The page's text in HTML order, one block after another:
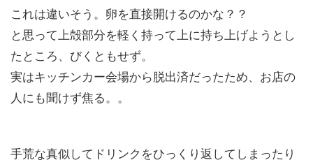
これは違いそう。卵を直接開けるのかな？？
と思って上殻部分を軽く持って上に持ち上げようとし
たところ、びくともせず。
実はキッチンカー会場から脱出済だったため、お店の
人にも聞けず焦る。。
手荒な真似してドリンクをひっくり返してしまったり